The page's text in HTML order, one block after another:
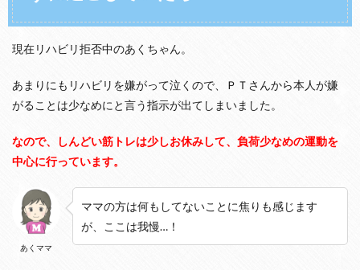
れ
で
ビ
リ
に
過
し
て
い
た
ら
現在リハビリ拒否中のあくちゃん。
あまりにもリハビリを嫌がって泣くので、ＰＴさんから本人が嫌
がることは少なめにと言う指示が出てしまいました。
なので、しんどい筋トレは少しお休みして、負荷少なめの運動を
中心に行っています。
あくママ
ママの方は何もしてないことに焦りも感じます
が、ここは我慢…！